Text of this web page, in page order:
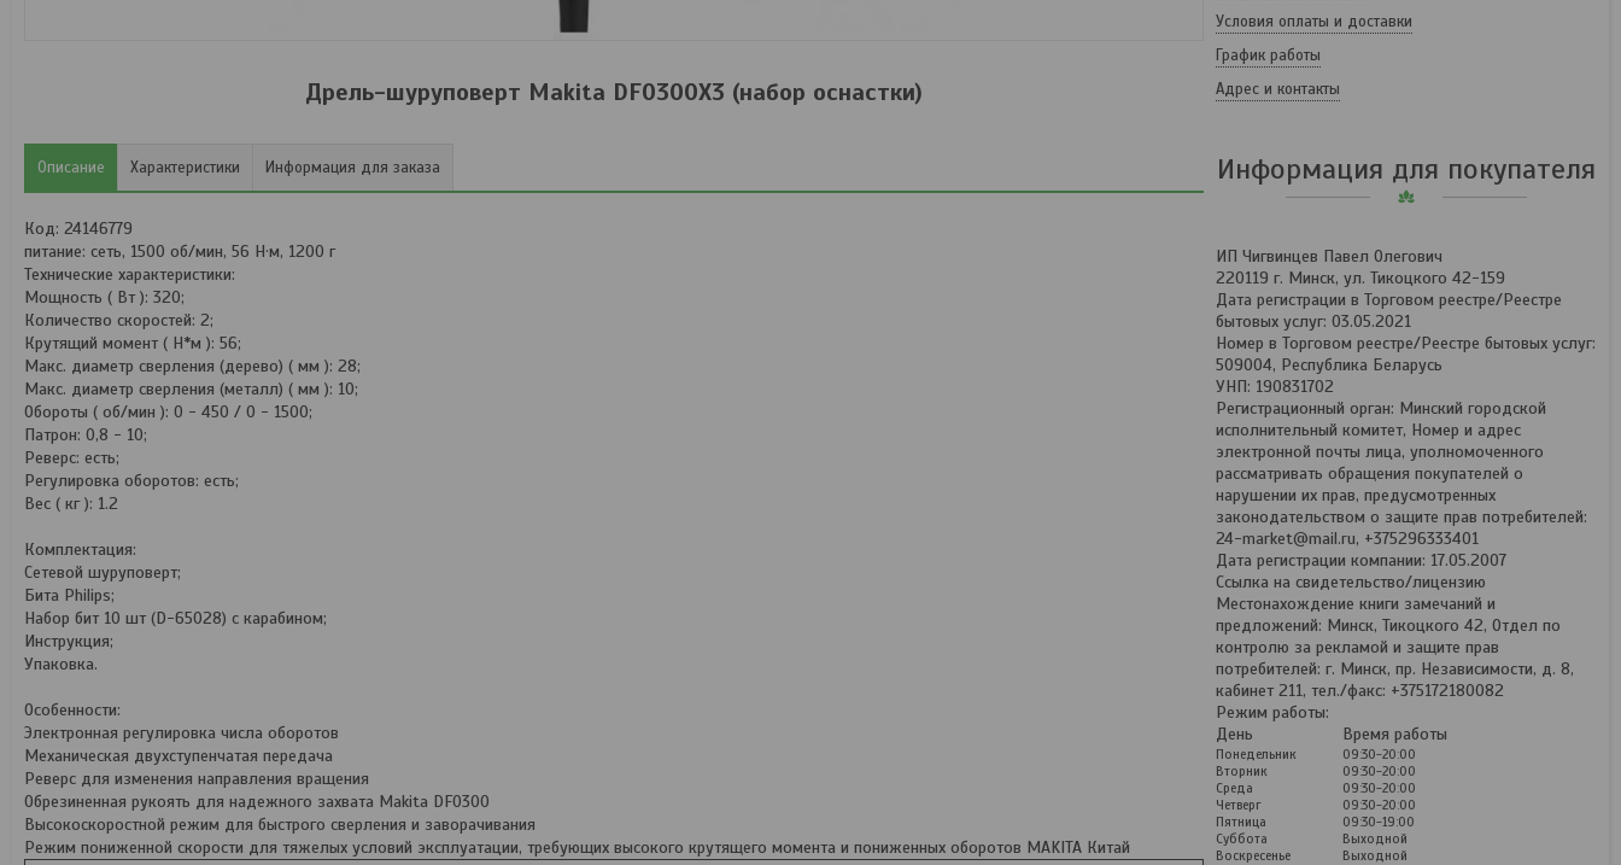
Дрель-шуруповерт Makita DF0300X3 (набор оснастки)
Описание Характеристики Информация для заказа
Код: 24146779
питание: сеть, 1500 об/мин, 56 Н·м, 1200 г
Технические характеристики:
Мощность ( Вт ): 320;
Количество скоростей: 2;
Крутящий момент ( Н*м ): 56;
Макс. диаметр сверления (дерево) ( мм ): 28;
Макс. диаметр сверления (металл) ( мм ): 10;
Обороты ( об/мин ): 0 - 450 / 0 - 1500;
Патрон: 0,8 - 10;
Реверс: есть;
Регулировка оборотов: есть;
Вес ( кг ): 1.2
Комплектация:
Сетевой шуруповерт;
Бита Philips;
Набор бит 10 шт (D-65028) с карабином;
Инструкция;
Упаковка.
Особенности:
Электронная регулировка числа оборотов
Механическая двухступенчатая передача
Реверс для изменения направления вращения
Обрезиненная рукоять для надежного захвата Makita DF0300
Высокоскоростной режим для быстрого сверления и заворачивания
Режим пониженной скорости для тяжелых условий эксплуатации, требующих высокого крутящего момента и пониженных оборотов MAKITA Китай
Условия оплаты и доставки
График работы
Адрес и контакты
Информация для покупателя
ИП Чигвинцев Павел Олегович
220119 г. Минск, ул. Тикоцкого 42-159
Дата регистрации в Торговом реестре/Реестре
бытовых услуг: 03.05.2021
Номер в Торговом реестре/Реестре бытовых услуг:
509004, Республика Беларусь
УНП: 190831702
Регистрационный орган: Минский городской
исполнительный комитет, Номер и адрес
электронной почты лица, уполномоченного
рассматривать обращения покупателей о
нарушении их прав, предусмотренных
законодательством о защите прав потребителей:
24-market@mail.ru, +375296333401
Дата регистрации компании: 17.05.2007
Ссылка на свидетельство/лицензию
Местонахождение книги замечаний и
предложений: Минск, Тикоцкого 42, Отдел по
контролю за рекламой и защите прав
потребителей: г. Минск, пр. Независимости, д. 8,
кабинет 211, тел./факс: +375172180082
Режим работы:
День
Время работы
Понедельник
09:30-20:00
Вторник
09:30-20:00
Среда
09:30-20:00
Четверг
09:30-20:00
Пятница
09:30-19:00
Суббота
Выходной
Воскресенье
Выходной